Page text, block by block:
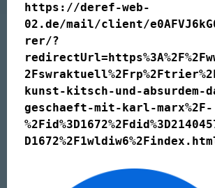
https://deref-web-
02.de/mail/client/
rer/?
kunst-kitsch-und-absurdem-
geschaeft-mit-karl-marx%2F-